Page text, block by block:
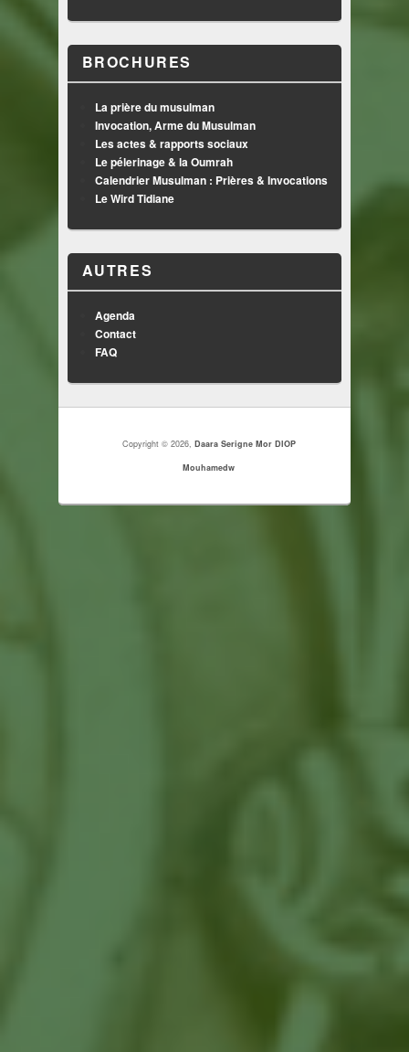
BROCHURES
La prière du musulman
Invocation, Arme du Musulman
Les actes & rapports sociaux
Le pélerinage & la Oumrah
Calendrier Musulman : Prières & Invocations
Le Wird Tidiane
AUTRES
Agenda
Contact
FAQ
Copyright © 2026, Daara Serigne Mor DIOP
Mouhamedw